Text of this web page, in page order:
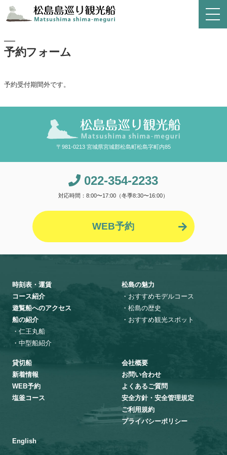
予約フォーム
予約受付期間外です。
〒981-0213 宮城県宮城郡松島町松島字町内85
022-354-2233
対応時間：8:00〜17:00（冬季8:30〜16:00）
WEB予約
時刻表・運賃
コース紹介
遊覧船へのアクセス
船の紹介
・仁王丸船
・中型船紹介
松島の魅力
・おすすめモデルコース
・松島の歴史
・おすすめ観光スポット
貸切船
新着情報
WEB予約
塩釜コース
会社概要
お問い合わせ
よくあるご質問
安全方針・安全管理規定
ご利用規約
プライバシーポリシー
English